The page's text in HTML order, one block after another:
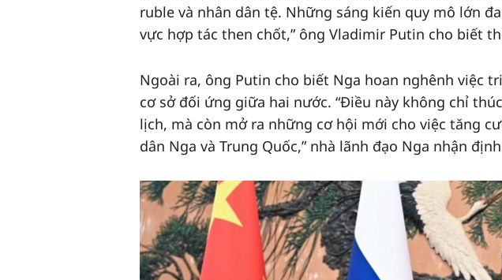
ruble và nhân dân tệ. Những sáng kiến quy mô lớn
vực hợp tác then chốt,” ông Vladimir Putin cho biết
Ngoài ra, ông Putin cho biết Nga hoan nghênh việc
cơ sở đối ứng giữa hai nước. “Điều này không chỉ
lịch, mà còn mở ra những cơ hội mới cho việc tăng
dân Nga và Trung Quốc,” nhà lãnh đạo Nga nhận